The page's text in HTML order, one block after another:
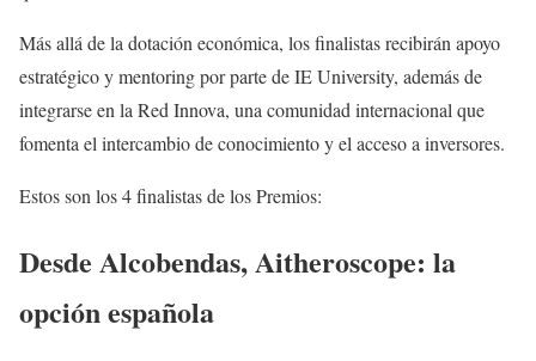
Más allá de la dotación económica, los finalistas recibirán apoyo
estratégico y mentoring por parte de IE University, además de
integrarse en la Red Innova, una comunidad internacional que
fomenta el intercambio de conocimiento y el acceso a inversores.
Estos son los 4 finalistas de los Premios:
Desde Alcobendas,Aitheroscope: la
opción española